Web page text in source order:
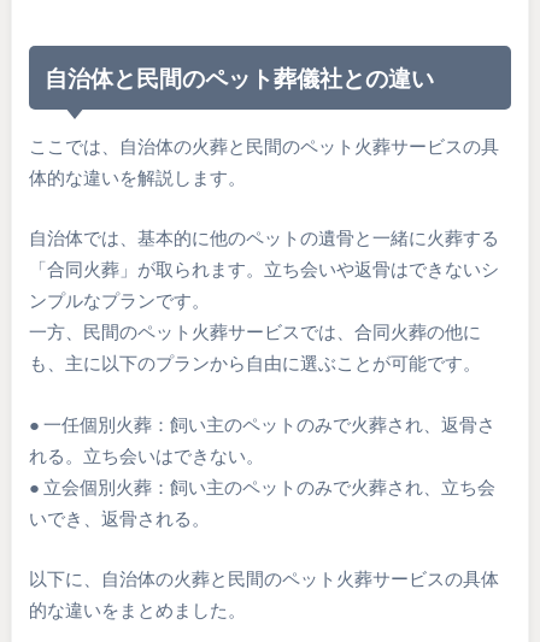
自治体と民間のペット葬儀社との違い
ここでは、自治体の火葬と民間のペット火葬サービスの具
体的な違いを解説します。
自治体では、基本的に他のペットの遺骨と一緒に火葬する
「合同火葬」が取られます。立ち会いや返骨はできないシ
ンプルなプランです。
一方、民間のペット火葬サービスでは、合同火葬の他に
も、主に以下のプランから自由に選ぶことが可能です。
● 一任個別火葬：飼い主のペットのみで火葬され、返骨さ
れる。立ち会いはできない。
● 立会個別火葬：飼い主のペットのみで火葬され、立ち会
いでき、返骨される。
以下に、自治体の火葬と民間のペット火葬サービスの具体
的な違いをまとめました。